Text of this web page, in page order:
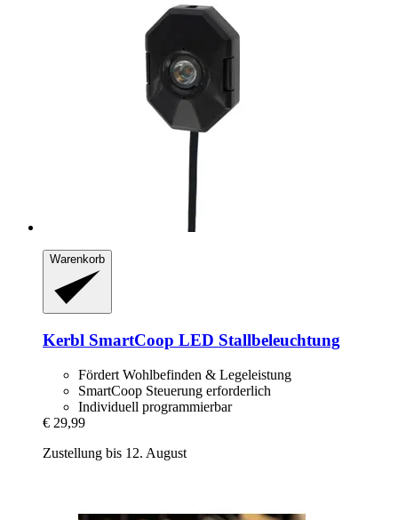
Warenkorb
Kerbl SmartCoop LED Stallbeleuchtung
Fördert Wohlbefinden & Legeleistung
SmartCoop Steuerung erforderlich
Individuell programmierbar
€ 29,99
Zustellung bis 12. August